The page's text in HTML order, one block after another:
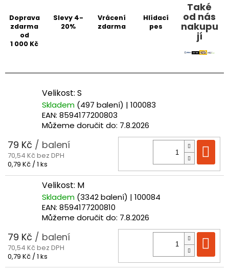
Doprava
zdarma
od
1 000 Kč
Slevy 4-
20%
Vrácení
zdarma
Hlídací
pes
Také
od nás
nakupu
jí
Velikost: S
Skladem (497 balení) | 100083
EAN: 8594177200803
Můžeme doručit do: 7.8.2026
79 Kč / balení
70,54 Kč bez DPH
Měrná
0,79 Kč / 1 ks
Velikost: M
Skladem (3342 balení) | 100084
EAN: 8594177200810
Můžeme doručit do: 7.8.2026
79 Kč / balení
70,54 Kč bez DPH
Měrná
cena:
0,79 Kč / 1 ks